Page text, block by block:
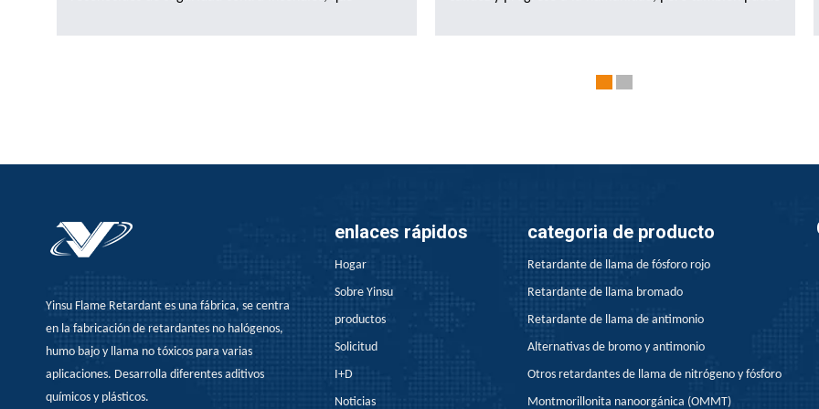
construcción, muebles y transporte, los retardantes de
convertido en la clave para proteger la seguridad y la
llama, exploraremos sus nuevas innovaciones y su
mundo convincente.
Yinsu Flame Retardant es una fábrica, se centra
en la fabricación de retardantes no halógenos,
humo bajo y llama no tóxicos para varias
aplicaciones. Desarrolla diferentes aditivos
químicos y plásticos.
enlaces rápidos
Hogar
Sobre Yinsu
productos
Solicitud
I+D
Noticias
categoria de producto
Retardante de llama de fósforo rojo
Retardante de llama bromado
Retardante de llama de antimonio
Alternativas de bromo y antimonio
Otros retardantes de llama de nitrógeno y fósforo
Montmorillonita nanoorgánica (OMMT)